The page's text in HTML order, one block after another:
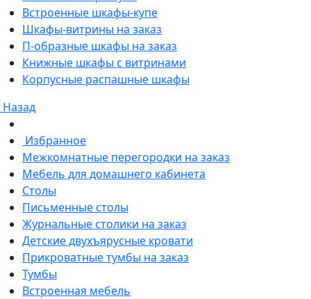
Встроенные шкафы-купе
Шкафы-витрины на заказ
П-образные шкафы на заказ
Книжные шкафы с витринами
Корпусные распашные шкафы
Назад
Избранное
Межкомнатные перегородки на заказ
Мебель для домашнего кабинета
Столы
Письменные столы
Журнальные столики на заказ
Детские двухъярусные кровати
Прикроватные тумбы на заказ
Тумбы
Встроенная мебель